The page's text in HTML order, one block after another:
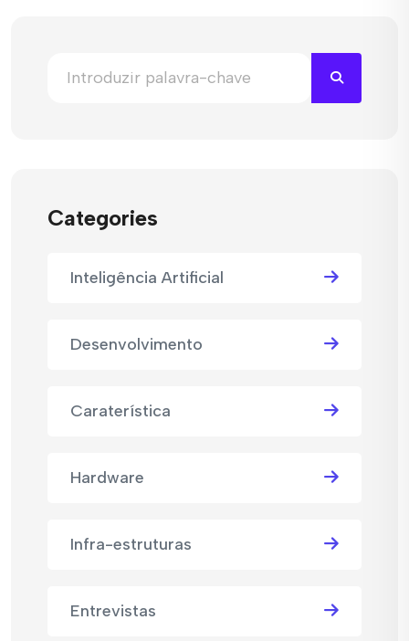
Categories
Inteligência Artificial
Desenvolvimento
Caraterística
Hardware
Infra-estruturas
Entrevistas